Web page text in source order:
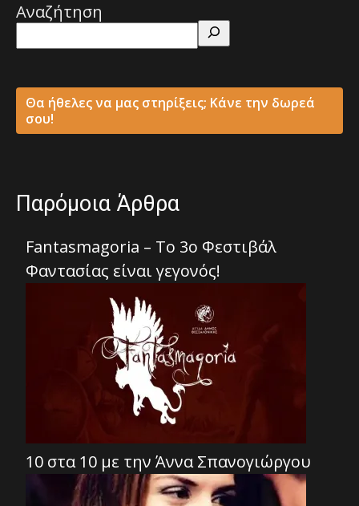
Αναζήτηση
Θα ήθελες να μας στηρίξεις; Κάνε την δωρεά
σου!
Παρόμοια Άρθρα
Fantasmagoria – Το 3ο Φεστιβάλ
Φαντασίας είναι γεγονός!
10 στα 10 με την Άννα Σπανογιώργου